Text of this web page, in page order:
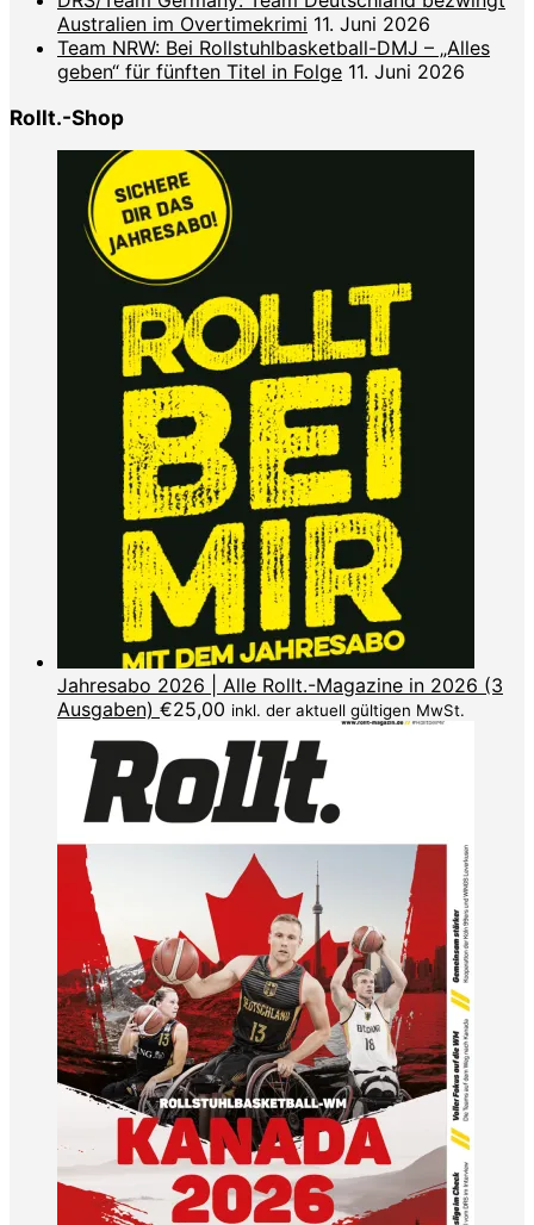
Australien im Overtimekrimi 11. Juni 2026
Team NRW: Bei Rollstuhlbasketball-DMJ – „Alles
geben“ für fünften Titel in Folge 11. Juni 2026
Rollt.-Shop
Jahresabo 2026 | Alle Rollt.-Magazine in 2026 (3
Ausgaben) €25,00 inkl. der aktuell gültigen MwSt.